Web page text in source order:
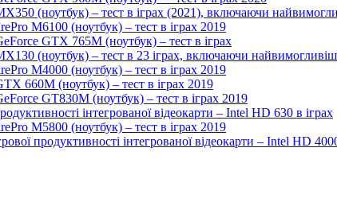
(ноутбук) – тест в іграх (2021), включаючи
M6100 (ноутбук) – тест в іграх 2019
GTX 765M (ноутбук) – тест в іграх
(ноутбук) – тест в 23 іграх, включаючи
M4000 (ноутбук) – тест в іграх 2019
660M (ноутбук) – тест в іграх 2019
GT830M (ноутбук) – тест в іграх 2019
інтегрованої відеокарти – Intel HD 630 в іграх
M5800 (ноутбук) – тест в іграх 2019
продуктивності інтегрованої відеокарти – Intel HD